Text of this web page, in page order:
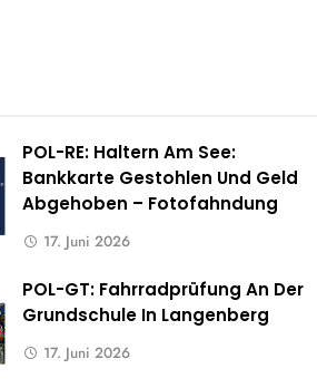
POL-RE: Haltern Am See:
Bankkarte Gestohlen Und Geld
Abgehoben – Fotofahndung
17. Juni 2026
POL-GT: Fahrradprüfung An Der
Grundschule In Langenberg
17. Juni 2026